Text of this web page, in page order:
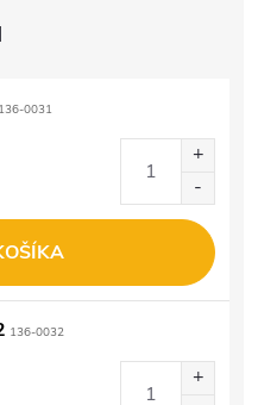
136-0031
136-0032